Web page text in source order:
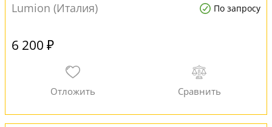
Lumion (Италия)
По запросу
6 200 ₽